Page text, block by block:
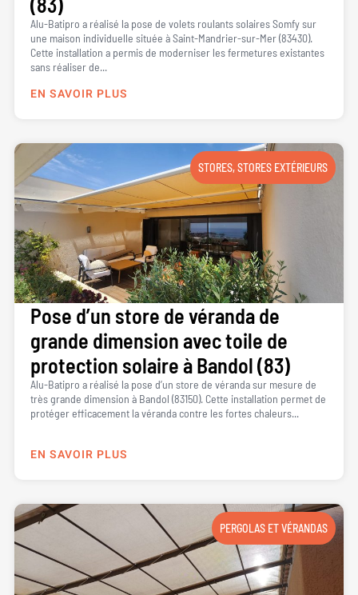
Alu-Batipro a réalisé la pose de volets roulants solaires Somfy sur
une maison individuelle située à Saint-Mandrier-sur-Mer (83430).
Cette installation a permis de moderniser les fermetures existantes
sans réaliser de...
EN SAVOIR PLUS
STORES,STORES EXTÉRIEURS
Pose d’un store de véranda de
grande dimension avec toile de
protection solaire à Bandol (83)
Alu-Batipro a réalisé la pose d’un store de véranda sur mesure de
très grande dimension à Bandol (83150). Cette installation permet de
protéger efficacement la véranda contre les fortes chaleurs...
EN SAVOIR PLUS
PERGOLAS ET VÉRANDAS